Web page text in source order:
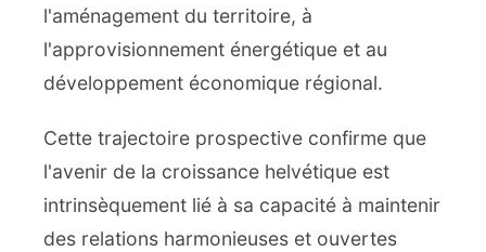
l'aménagement du territoire, à
l'approvisionnement énergétique et au
développement économique régional.
Cette trajectoire prospective confirme que
l'avenir de la croissance helvétique est
intrinsèquement lié à sa capacité à maintenir
des relations harmonieuses et ouvertes